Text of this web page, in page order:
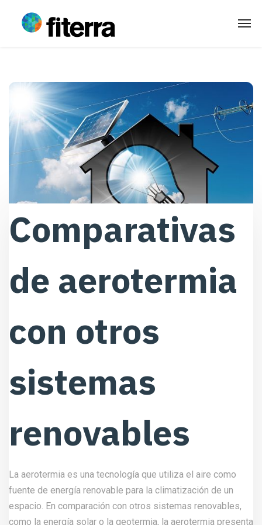
Comparativas
de aerotermia
con otros
sistemas
renovables
La aerotermia es una tecnología que utiliza el aire como
fuente de energía renovable para la climatización de un
espacio. En comparación con otros sistemas renovables,
como la energía solar o la geotermia, la aerotermia presenta